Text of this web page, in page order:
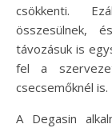
csökkenti.
összesülnek,
távozásuk is
fel a
csecsemőknél is.
A Degasin